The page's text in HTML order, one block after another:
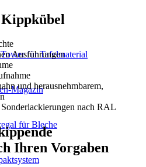
für Tafelmaterial
Magazin
für Bleche
Ausführungen
und herausnehmbarem,
nach RAL
Ihren Vorgaben